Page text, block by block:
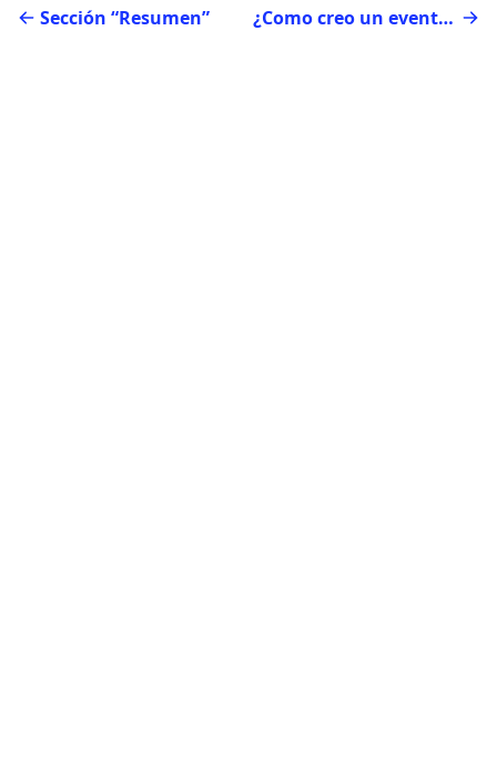
Sección “Resumen” ¿Como creo un evento?